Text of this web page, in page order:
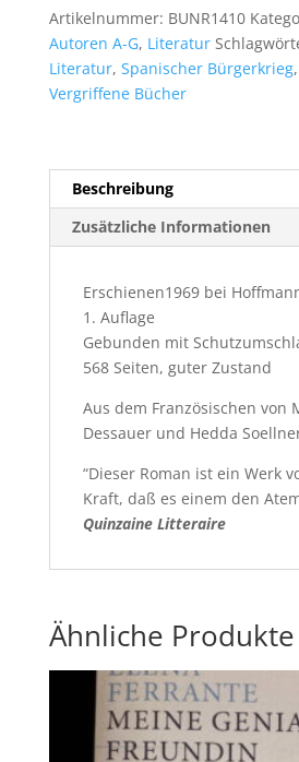
waren
schuld
Menge
Artikelnummer: BUNR1410
Autoren A-G, Literatur
Literatur, Spanischer Bürgerkrieg,
Vergriffene Bücher
Beschreibung
Zusätzliche Informationen
Erschienen1969 bei
1. Auflage
Gebunden mit
568 Seiten, guter Zustand
Aus dem Französischen von
Dessauer und Hedda
“Dieser Roman ist ein Werk
Kraft, daß es einem den
Quinzaine Litteraire
Ähnliche Produkte